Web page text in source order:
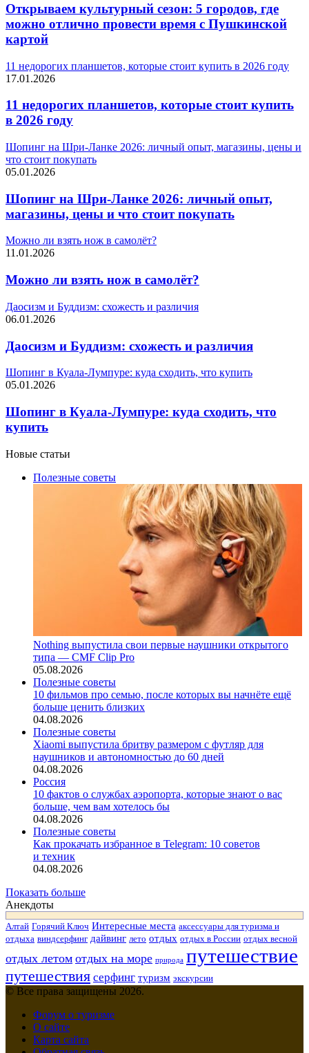
Открываем культурный сезон: 5 городов, где
можно отлично провести время с Пушкинской
картой
11 недорогих планшетов, которые стоит купить в 2026 году
17.01.2026
11 недорогих планшетов, которые стоит купить
в 2026 году
Шопинг на Шри-Ланке 2026: личный опыт, магазины, цены и
что стоит покупать
05.01.2026
Шопинг на Шри-Ланке 2026: личный опыт,
магазины, цены и что стоит покупать
Можно ли взять нож в самолёт?
11.01.2026
Можно ли взять нож в самолёт?
Даосизм и Буддизм: схожесть и различия
06.01.2026
Даосизм и Буддизм: схожесть и различия
Шопинг в Куала-Лумпуре: куда сходить, что купить
05.01.2026
Шопинг в Куала-Лумпуре: куда сходить, что
купить
Новые статьи
Полезные советы
Nothing выпустила свои первые наушники открытого
типа — CMF Clip Pro
05.08.2026
Полезные советы
10 фильмов про семью, после которых вы начнёте ещё
больше ценить близких
04.08.2026
Полезные советы
Xiaomi выпустила бритву размером с футляр для
наушников и автономностью до 60 дней
04.08.2026
Россия
10 фактов о службах аэропорта, которые знают о вас
больше, чем вам хотелось бы
04.08.2026
Полезные советы
Как прокачать избранное в Telegram: 10 советов
и техник
04.08.2026
Показать больше
Анекдоты
Алтай Горячий Ключ Интересные места аксессуары для туризма и
отдыха виндсерфинг дайвинг лето отдых отдых в России отдых весной
отдых летом отдых на море природа путешествие
путешествия серфинг туризм экскурсии
© Все права защищены 2026.
Форум о туризме
О сайте
Карта сайта